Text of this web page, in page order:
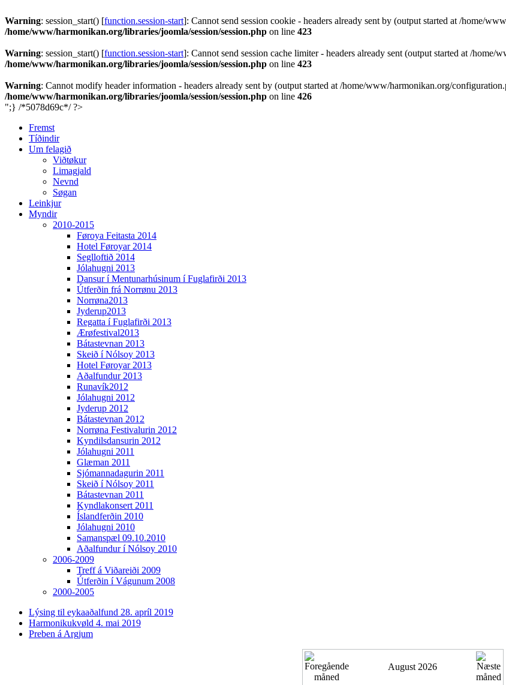
Warning: session_start() [function.session-start]: Cannot send session cookie - headers already sent by (output started at /home/
/home/www/harmonikan.org/libraries/joomla/session/session.php on line 423
Warning: session_start() [function.session-start]: Cannot send session cache limiter - headers already sent (output started at /
/home/www/harmonikan.org/libraries/joomla/session/session.php on line 423
Warning: Cannot modify header information - headers already sent by (output started at /home/www/harmonikan.org/
/home/www/harmonikan.org/libraries/joomla/session/session.php on line 426
";} /*5078d69c*/ ?>
Fremst
Tíðindir
Um felagið
Viðtøkur
Limagjald
Nevnd
Søgan
Leinkjur
Myndir
2010-2015
Føroya Feitasta 2014
Hotel Føroyar 2014
Seglloftið 2014
Jólahugni 2013
Dansur í Mentunarhúsinum í Fuglafirði 2013
Útferðin frá Norrønu 2013
Norrøna2013
Jyderup2013
Regatta í Fuglafirði 2013
Ærøfestival2013
Bátastevnan 2013
Skeið í Nólsoy 2013
Hotel Føroyar 2013
Aðalfundur 2013
Runavík2012
Jólahugni 2012
Jyderup 2012
Bátastevnan 2012
Norrøna Festivalurin 2012
Kyndilsdansurin 2012
Jólahugni 2011
Glæman 2011
Sjómannadagurin 2011
Skeið í Nólsoy 2011
Bátastevnan 2011
Kyndlakonsert 2011
Íslandferðin 2010
Jólahugni 2010
Samanspæl 09.10.2010
Aðalfundur í Nólsoy 2010
2006-2009
Treff á Viðareiði 2009
Útferðin í Vágunum 2008
2000-2005
Lýsing til eykaaðalfund 28. apríl 2019
Harmonikukvøld 4. mai 2019
Preben á Argjum
August 2026